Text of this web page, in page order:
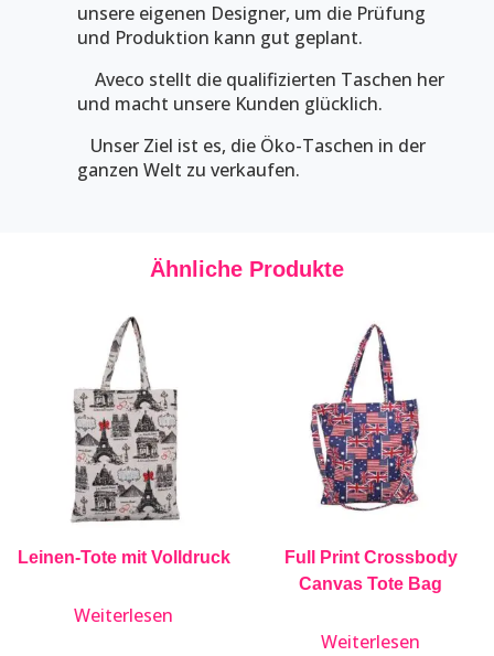
unsere eigenen Designer, um die Prüfung
und Produktion kann gut geplant.
Aveco stellt die qualifizierten Taschen her
und macht unsere Kunden glücklich.
Unser Ziel ist es, die Öko-Taschen in der
ganzen Welt zu verkaufen.
Ähnliche Produkte
Leinen-Tote mit Volldruck
Weiterlesen
Full Print Crossbody
Canvas Tote Bag
Weiterlesen